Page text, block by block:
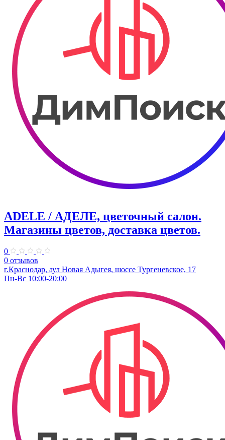
ADELE / АДЕЛЕ, цветочный салон.
Магазины цветов, доставка цветов.
0
0 отзывов
г.Краснодар, аул Новая Адыгея, шоссе Тургеневское, 17
Пн-Вс 10:00-20:00